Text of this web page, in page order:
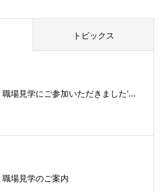
トピックス
職場見学にご参加いただきました'...
職場見学のご案内